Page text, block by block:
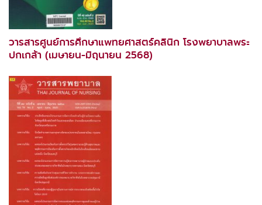
วารสารศูนย์การศึกษาแพทยศาสตร์คลินิก โรงพยาบาลพระ
ปกเกล้า (เมษายน-มิถุนายน 2568)